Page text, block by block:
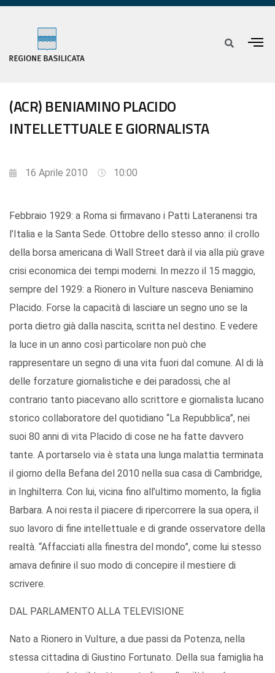
(ACR) BENIAMINO PLACIDO
INTELLETTUALE E GIORNALISTA
16 Aprile 2010 10:00
Febbraio 1929: a Roma si firmavano i Patti Lateranensi tra
l’Italia e la Santa Sede. Ottobre dello stesso anno: il crollo
della borsa americana di Wall Street darà il via alla più grave
crisi economica dei tempi moderni. In mezzo il 15 maggio,
sempre del 1929: a Rionero in Vulture nasceva Beniamino
Placido. Forse la capacità di lasciare un segno uno se la
porta dietro già dalla nascita, scritta nel destino. E vedere
la luce in un anno così particolare non può che
rappresentare un segno di una vita fuori dal comune. Al di là
delle forzature giornalistiche e dei paradossi, che al
contrario tanto piacevano allo scrittore e giornalista lucano
storico collaboratore del quotidiano “La Repubblica”, nei
suoi 80 anni di vita Placido di cose ne ha fatte davvero
tante. A portarselo via è stata una lunga malattia terminata
il giorno della Befana del 2010 nella sua casa di Cambridge,
in Inghilterra. Con lui, vicina fino all’ultimo momento, la figlia
Barbara. A noi resta il piacere di ripercorrere la sua opera, il
suo lavoro di fine intellettuale e di grande osservatore della
realtà. “Affacciati alla finestra del mondo”, come lui stesso
amava definire il suo modo di concepire il mestiere di
scrivere.
DAL PARLAMENTO ALLA TELEVISIONE
Nato a Rionero in Vulture, a due passi da Potenza, nella
stessa cittadina di Giustino Fortunato. Della sua famiglia ha